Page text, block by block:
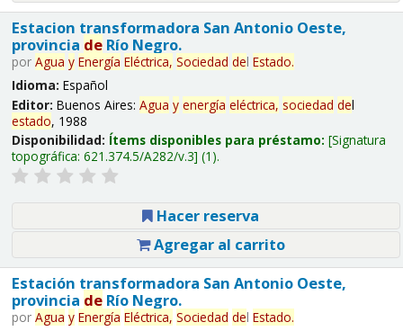
Estacion transformadora San Antonio Oeste,
provincia deRío Negro.
por Agua y Energía Eléctrica, Sociedad del Estado.
Idioma: Español
Editor: Buenos Aires: Agua y energía eléctrica, sociedad del
estado, 1988
Disponibilidad: Ítems disponibles para préstamo: Signatura
topográfica: 621.374.5/A282/v.3 (1).
Hacer reserva
Agregar al carrito
Estación transformadora San Antonio Oeste,
provincia deRío Negro.
por Agua y Energía Eléctrica, Sociedad del Estado.